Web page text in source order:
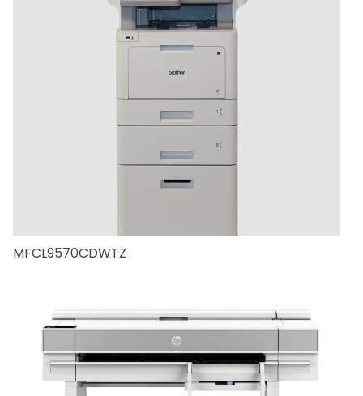
MFCL9570CDWTZ